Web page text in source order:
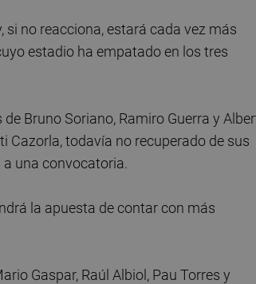
si no reacciona, estará cada vez más
estadio ha empatado en los tres
Bruno Soriano, Ramiro Guerra y
Cazorla, todavía no recuperado de sus
a una convocatoria.
la apuesta de contar con más
Gaspar, Raúl Albiol, Pau Torres y